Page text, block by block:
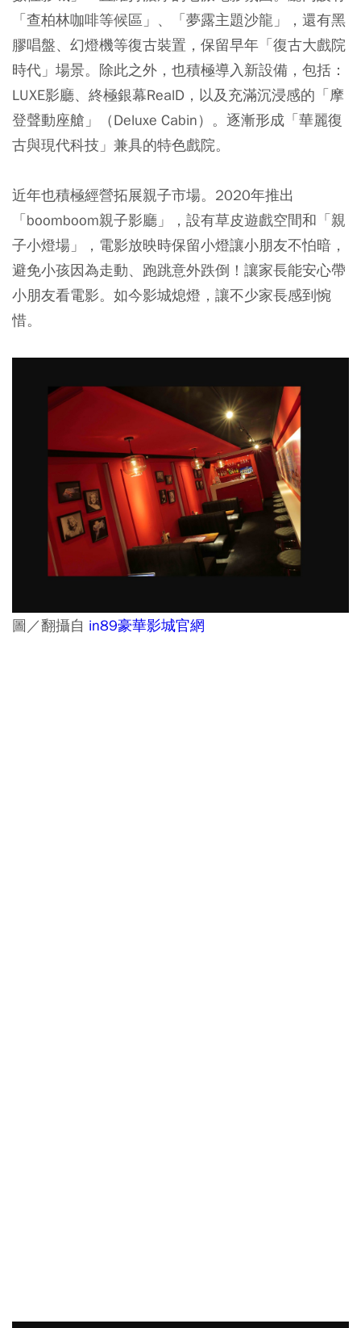
「查柏林咖啡等候區」、「夢露主題沙龍」，還有黑
膠唱盤、幻燈機等復古裝置，保留早年「復古大戲院
時代」場景。除此之外，也積極導入新設備，包括：
LUXE影廳、終極銀幕RealD，以及充滿沉浸感的「摩
登聲動座艙」（Deluxe Cabin）。逐漸形成「華麗復
古與現代科技」兼具的特色戲院。
近年也積極經營拓展親子市場。2020年推出
「boomboom親子影廳」，設有草皮遊戲空間和「親
子小燈場」，電影放映時保留小燈讓小朋友不怕暗，
避免小孩因為走動、跑跳意外跌倒！讓家長能安心帶
小朋友看電影。如今影城熄燈，讓不少家長感到惋
惜。
圖／翻攝自 in89豪華影城官網